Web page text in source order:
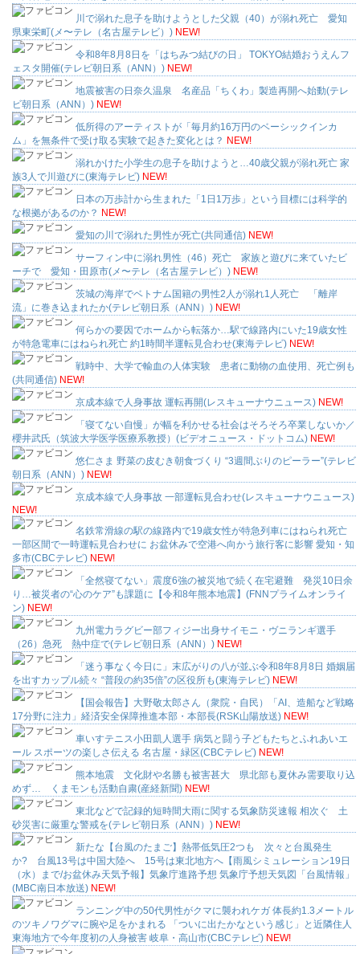
川で溺れた息子を助けようとした父親（40）が溺れ死亡 愛知
県東栄町(メ〜テレ（名古屋テレビ）) NEW!
令和8年8月8日を「はちみつ結びの日」 TOKYO結婚おうえんフ
ェスタ開催(テレビ朝日系（ANN）) NEW!
地震被害の日奈久温泉 名産品「ちくわ」製造再開へ始動(テレ
ビ朝日系（ANN）) NEW!
低所得のアーティストが「毎月約16万円のベーシックインカ
ム」を無条件で受け取る実験で起きた変化とは？ NEW!
溺れかけた小学生の息子を助けようと…40歳父親が溺れ死亡 家
族3人で川遊びに(東海テレビ) NEW!
日本の万歩計から生まれた「1日1万歩」という目標には科学的
な根拠があるのか？ NEW!
愛知の川で溺れた男性が死亡(共同通信) NEW!
サーフィン中に溺れ男性（46）死亡 家族と遊びに来ていたビ
ーチで 愛知・田原市(メ〜テレ（名古屋テレビ）) NEW!
茨城の海岸でベトナム国籍の男性2人が溺れ1人死亡 「離岸
流」に巻き込まれたか(テレビ朝日系（ANN）) NEW!
何らかの要因でホームから転落か…駅で線路内にいた19歳女性
が特急電車にはねられ死亡 約1時間半運転見合わせ(東海テレビ) NEW!
戦時中、大学で輸血の人体実験 患者に動物の血使用、死亡例も
(共同通信) NEW!
京成本線で人身事故 運転再開(レスキューナウニュース) NEW!
「寝てない自慢」が幅を利かせる社会はそろそろ卒業しないか／
櫻井武氏（筑波大学医学医療系教授）(ビデオニュース・ドットコム) NEW!
悠仁さま 野菜の皮むき朝食づくり “3週間ぶりのピーラー”(テレビ
朝日系（ANN）) NEW!
京成本線で人身事故 一部運転見合わせ(レスキューナウニュース)
NEW!
名鉄常滑線の駅の線路内で19歳女性が特急列車にはねられ死亡
一部区間で一時運転見合わせに お盆休みで空港へ向かう旅行客に影響 愛知・知
多市(CBCテレビ) NEW!
「全然寝てない」震度6強の被災地で続く在宅避難 発災10日余
り…被災者の“心のケア”も課題に【令和8年熊本地震】(FNNプライムオンライ
ン) NEW!
九州電力ラグビー部フィジー出身サイモニ・ヴニランギ選手
（26）急死 熱中症で(テレビ朝日系（ANN）) NEW!
「迷う事なく今日に」末広がりの八が並ぶ令和8年8月8日 婚姻届
を出すカップル続々 “普段の約35倍”の区役所も(東海テレビ) NEW!
【国会報告】大野敬太郎さん（衆院・自民）「AI、造船など戦略
17分野に注力」経済安全保障推進本部・本部長(RSK山陽放送) NEW!
車いすテニス小田凱人選手 病気と闘う子どもたちとふれあいエ
ール スポーツの楽しさ伝える 名古屋・緑区(CBCテレビ) NEW!
熊本地震 文化財や名勝も被害甚大 県北部も夏休み需要取り込
めず… くまモンも活動自粛(産経新聞) NEW!
東北などで記録的短時間大雨に関する気象防災速報 相次ぐ 土
砂災害に厳重な警戒を(テレビ朝日系（ANN）) NEW!
新たな【台風のたまご】熱帯低気圧2つも 次々と台風発生
か? 台風13号は中国大陸へ 15号は東北地方へ【雨風シミュレーション19日
（水）まで/お盆休み天気予報】気象庁進路予想 気象庁予想天気図「台風情報」
(MBC南日本放送) NEW!
ランニング中の50代男性がクマに襲われケガ 体長約1.3メートル
のツキノワグマに腕や足をかまれる 「ついに出たかなという感じ」と近隣住人
東海地方で今年度初の人身被害 岐阜・高山市(CBCテレビ) NEW!